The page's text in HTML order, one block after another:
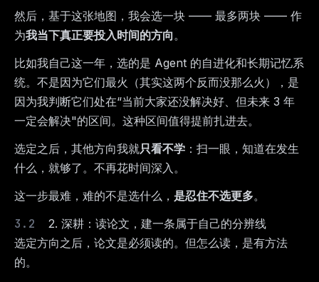
然后，基于这张地图，我会选一块 —— 最多两块 —— 作
为我当下真正要投入时间的方向。
比如我自己这一年，选的是 Agent 的自进化和长期记忆系
统。不是因为它们最火（其实这两个反而没那么火），是
因为我判断它们处在“当前大家还没解决好、但未来 3 年
一定会解决"的区间。这种区间值得提前扎进去。
选定之后，其他方向我就只看不学 ：扫一眼，知道在发生
什么，就够了。不再花时间深入。
这一步最难，难的不是选什么， 是忍住不选更多。
2. 深耕：读论文，建一条属于自己的分辨线
选定方向之后，论文是必须读的。但怎么读，是有方法
的。